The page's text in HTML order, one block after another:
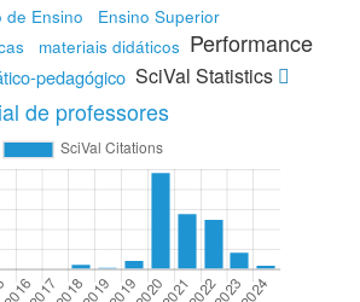
de Ensino
Ensino Superior
materiais didáticos
pedagógico
de professores
Performance
SciVal Statistics